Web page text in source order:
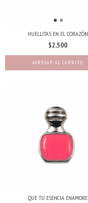
HUELLITAS EN EL CORAZÓN
$2.500
QUE TU ESENCIA ENAMORE